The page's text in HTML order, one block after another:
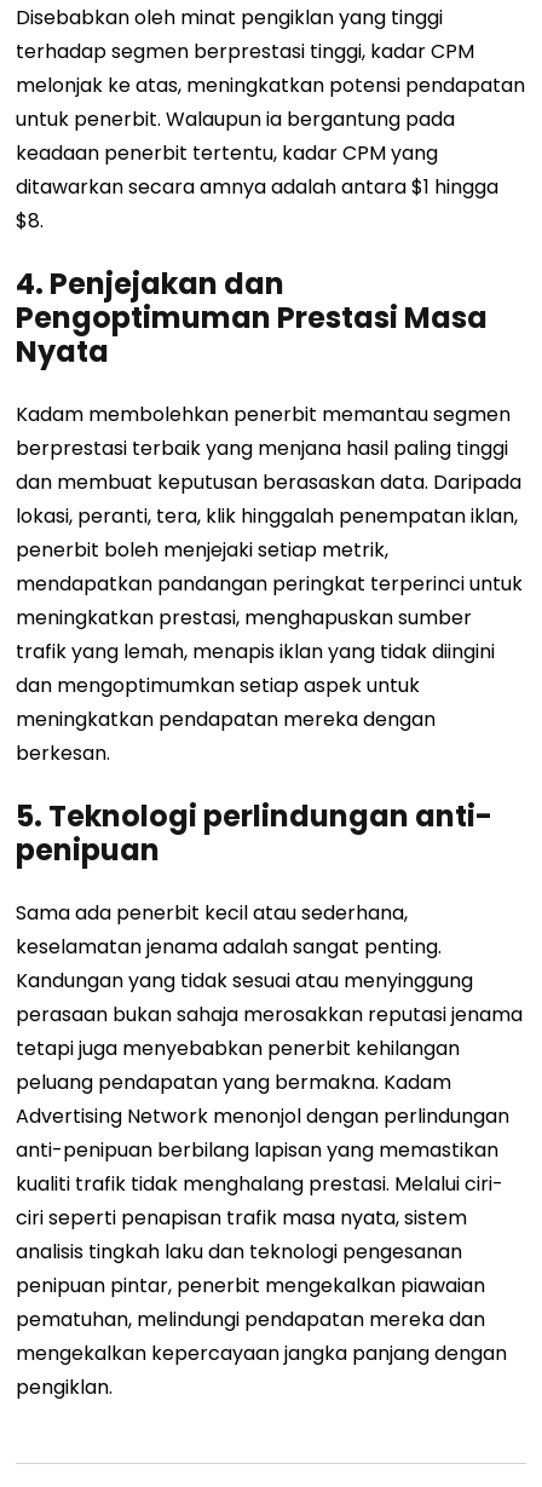
Disebabkan oleh minat pengiklan yang tinggi
terhadap segmen berprestasi tinggi, kadar CPM
melonjak ke atas, meningkatkan potensi pendapatan
untuk penerbit. Walaupun ia bergantung pada
keadaan penerbit tertentu, kadar CPM yang
ditawarkan secara amnya adalah antara $1 hingga
$8.
4. Penjejakan dan
Pengoptimuman Prestasi Masa
Nyata
Kadam membolehkan penerbit memantau segmen
berprestasi terbaik yang menjana hasil paling tinggi
dan membuat keputusan berasaskan data. Daripada
lokasi, peranti, tera, klik hinggalah penempatan iklan,
penerbit boleh menjejaki setiap metrik,
mendapatkan pandangan peringkat terperinci untuk
meningkatkan prestasi, menghapuskan sumber
trafik yang lemah, menapis iklan yang tidak diingini
dan mengoptimumkan setiap aspek untuk
meningkatkan pendapatan mereka dengan
berkesan.
5. Teknologi perlindungan anti-
penipuan
Sama ada penerbit kecil atau sederhana,
keselamatan jenama adalah sangat penting.
Kandungan yang tidak sesuai atau menyinggung
perasaan bukan sahaja merosakkan reputasi jenama
tetapi juga menyebabkan penerbit kehilangan
peluang pendapatan yang bermakna. Kadam
Advertising Network menonjol dengan perlindungan
anti-penipuan berbilang lapisan yang memastikan
kualiti trafik tidak menghalang prestasi. Melalui ciri-
ciri seperti penapisan trafik masa nyata, sistem
analisis tingkah laku dan teknologi pengesanan
penipuan pintar, penerbit mengekalkan piawaian
pematuhan, melindungi pendapatan mereka dan
mengekalkan kepercayaan jangka panjang dengan
pengiklan.